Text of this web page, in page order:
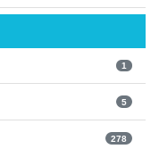
1
5
278